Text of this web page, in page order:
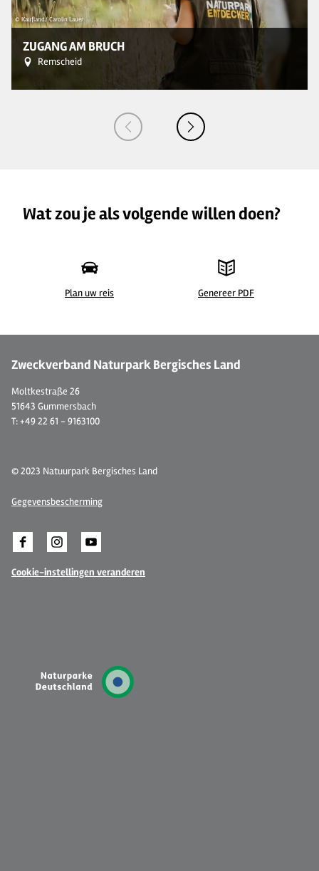
© Kaufland/ Carolin Lauer
ZUGANG AM BRUCH
Remscheid
Wat zou je als volgende willen doen?
Plan uw reis Genereer PDF
Zweckverband Naturpark Bergisches Land
Moltkestraße 26
51643 Gummersbach
T: +49 22 61 - 9163100
© 2023 Natuurpark Bergisches Land
Gegevensbescherming
Cookie-instellingen veranderen